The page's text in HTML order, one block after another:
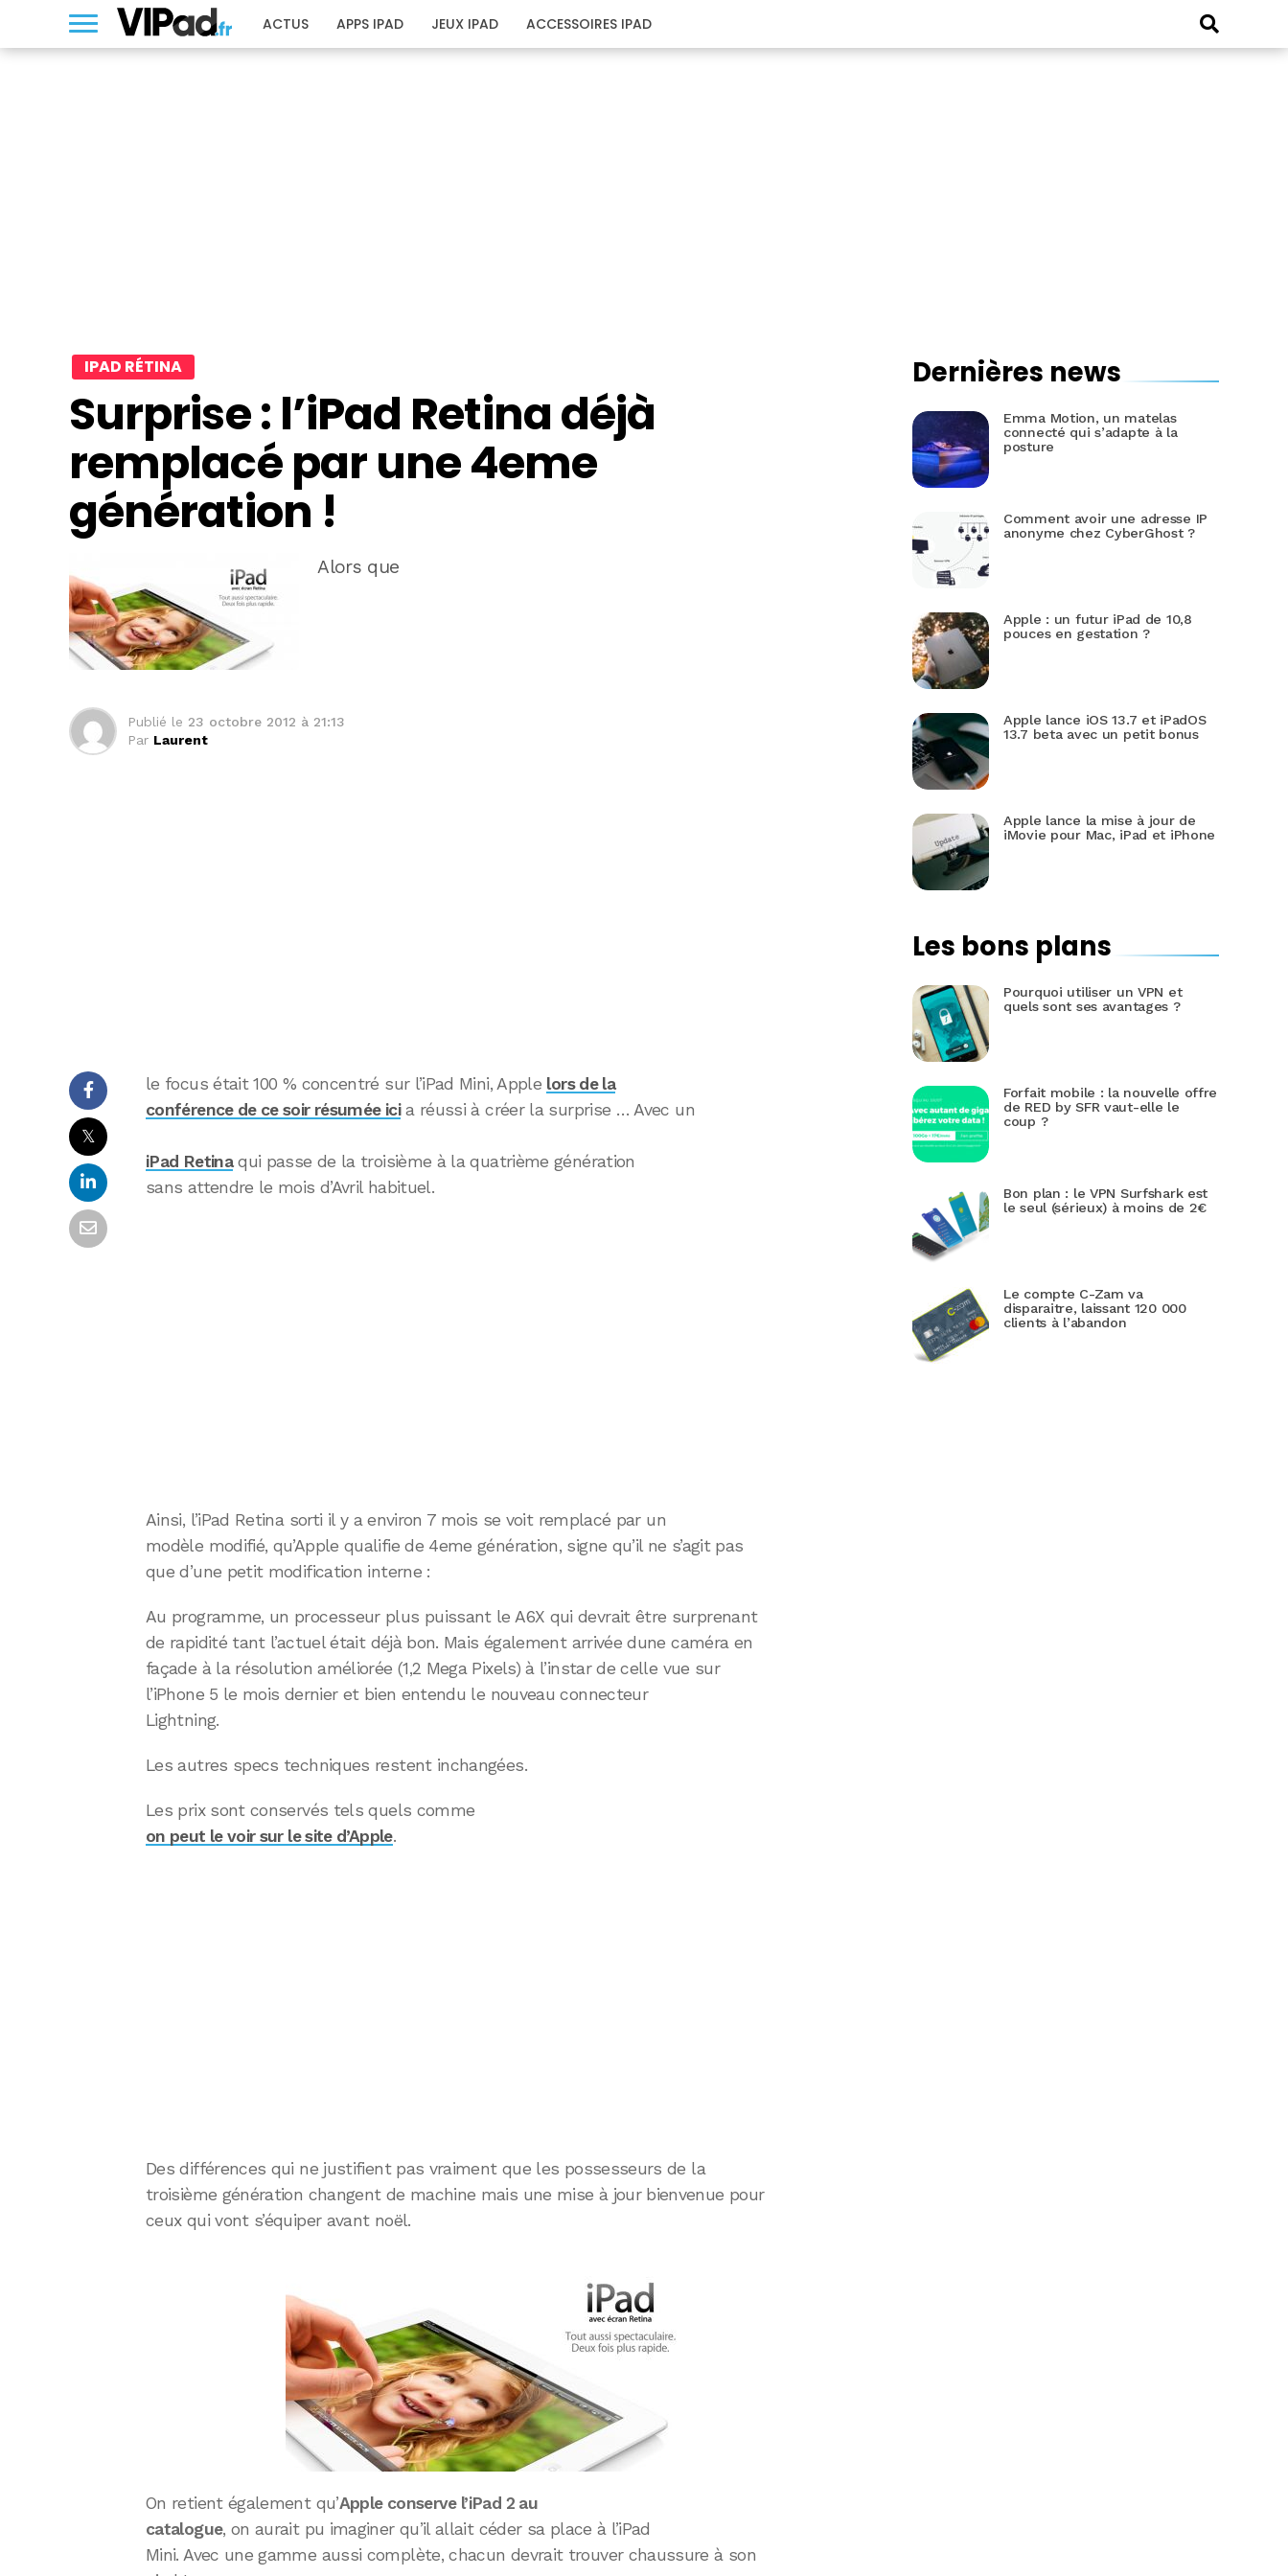
ACTUS APPS IPAD JEUX IPAD ACCESSOIRES IPAD
IPAD RÉTINA
Surprise : l’iPad Retina déjà
remplacé par une 4eme
génération !
Alors que
Publié le 23 octobre 2012 à 21:13
Par Laurent
𝕏
le focus était 100 % concentré sur l’iPad Mini, Apple lors de la
conférence de ce soir résumée icia réussi à créer la surprise … Avec un
iPad Retinaqui passe de la troisième à la quatrième génération
sans attendre le mois d’Avril habituel.
Ainsi, l’iPad Retina sorti il y a environ 7 mois se voit remplacé par un
modèle modifié, qu’Apple qualifie de 4eme génération, signe qu’il ne s’agit pas
que d’une petit modification interne :
Au programme, un processeur plus puissant le A6X qui devrait être surprenant
de rapidité tant l’actuel était déjà bon. Mais également arrivée dune caméra en
façade à la résolution améliorée (1,2 Mega Pixels) à l’instar de celle vue sur
l’iPhone 5 le mois dernier et bien entendu le nouveau connecteur
Lightning.
Les autres specs techniques restent inchangées.
Les prix sont conservés tels quels comme
on peut le voir sur le site d’Apple.
Des différences qui ne justifient pas vraiment que les possesseurs de la
troisième génération changent de machine mais une mise à jour bienvenue pour
ceux qui vont s’équiper avant noël.
On retient également qu’Apple conserve l’iPad 2 au
catalogue, on aurait pu imaginer qu’il allait céder sa place à l’iPad
Mini. Avec une gamme aussi complète, chacun devrait trouver chaussure à son
Dernières news
Emma Motion, un matelas
connecté qui s’adapte à la
posture
Comment avoir une adresse IP
anonyme chez CyberGhost ?
Apple : un futur iPad de 10,8
pouces en gestation ?
Apple lance iOS 13.7 et iPadOS
13.7 beta avec un petit bonus
Apple lance la mise à jour de
iMovie pour Mac, iPad et iPhone
Les bons plans
Pourquoi utiliser un VPN et
quels sont ses avantages ?
Forfait mobile : la nouvelle offre
de RED by SFR vaut-elle le
coup ?
Bon plan : le VPN Surfshark est
le seul (sérieux) à moins de 2€
Le compte C-Zam va
disparaitre, laissant 120 000
clients à l’abandon